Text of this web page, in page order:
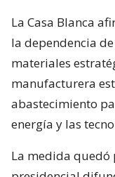
energía y las
La medida
presidencial
basa en una
Comercio
Expansión
El documento